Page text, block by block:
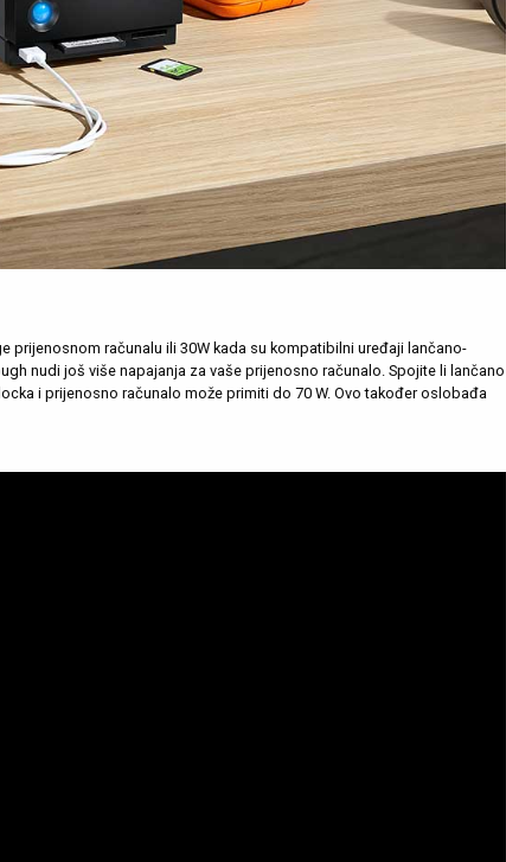
prijenosnom računalu ili 30W kada su kompatibilni uređaji lančano-
nudi još više napajanja za vaše prijenosno računalo. Spojite li lančano
i prijenosno računalo može primiti do 70 W. Ovo također oslobađa